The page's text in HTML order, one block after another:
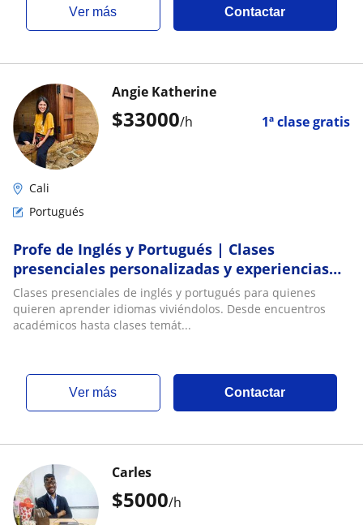
ver más Contactar
$33000/h 1ª clase gratis
Angie Katherine
Cali
Portugués
Profe de Inglés y Portugués | Clases
presenciales personalizadas y experiencias
conversacionales
Clases presenciales de inglés y portugués para quienes
quieren aprender idiomas viviéndolos. Desde encuentros
académicos hasta clases temát...
ver más Contactar
$5000/h
Carles